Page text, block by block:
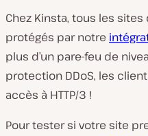
Chez Kinsta, tous les
protégés par notre
plus d’un pare-feu de
protection DDoS, les
accès à HTTP/3 !
Pour tester si votre site